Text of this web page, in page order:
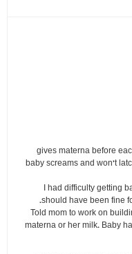
gives materna before
baby screams and won't
I had difficulty getting
should have been fine
Told mom to work on
materna or her milk. Baby